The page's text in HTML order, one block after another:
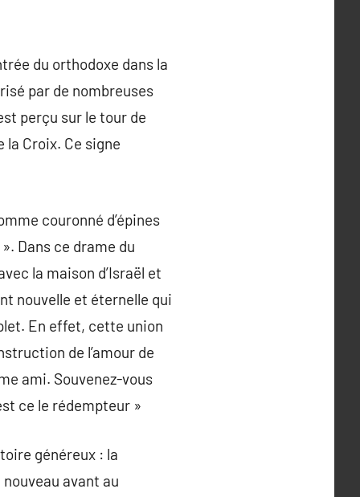
du orthodoxe dans la
par de nombreuses
perçu sur le tour de
la Croix. Ce signe
couronné d’épines
Dans ce drame du
la maison d’Israël et
nouvelle et éternelle qui
En effet, cette union
de l’amour de
ami. Souvenez-vous
ce le rédempteur »
généreux : la
avant au